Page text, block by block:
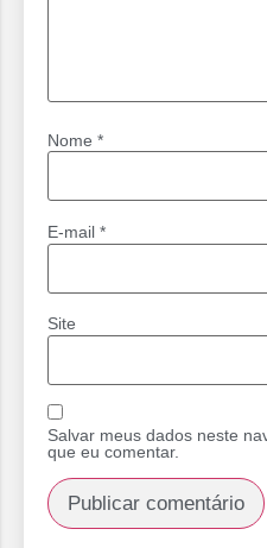
Nome *
E-mail *
Site
Salvar meus dados neste
que eu comentar.